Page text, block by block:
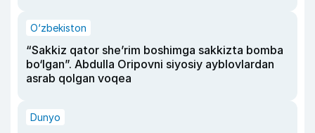
O‘zbekiston
“Sakkiz qator she’rim boshimga sakkizta bomba
bo‘lgan”. Abdulla Oripovni siyosiy ayblovlardan
asrab qolgan voqea
Dunyo